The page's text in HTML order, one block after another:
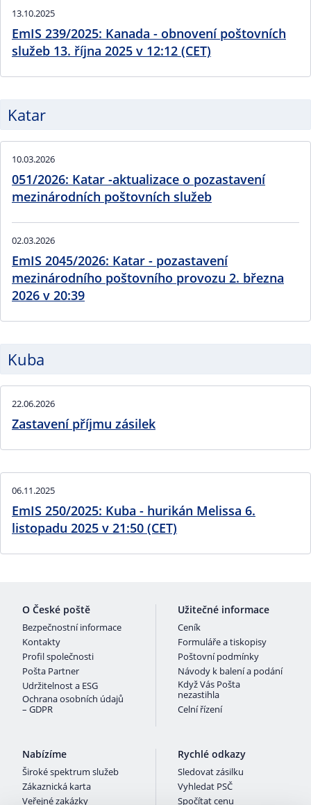
13.10.2025
EmIS 239/2025: Kanada - obnovení poštovních
služeb 13. října 2025 v 12:12 (CET)
Katar
10.03.2026
051/2026: Katar -aktualizace o pozastavení
mezinárodních poštovních služeb
02.03.2026
EmIS 2045/2026: Katar - pozastavení
mezinárodního poštovního provozu 2. března
2026 v 20:39
Kuba
22.06.2026
Zastavení příjmu zásilek
06.11.2025
EmIS 250/2025: Kuba - hurikán Melissa 6.
listopadu 2025 v 21:50 (CET)
O České poště
Bezpečnostní informace
Kontakty
Profil společnosti
Pošta Partner
Udržitelnost a ESG
Ochrana osobních údajů
– GDPR
Užitečné informace
Ceník
Formuláře a tiskopisy
Poštovní podmínky
Návody k balení a podání
Když Vás Pošta
nezastihla
Celní řízení
Nabízíme
Široké spektrum služeb
Zákaznická karta
Veřejné zakázky
Rychlé odkazy
Sledovat zásilku
Vyhledat PSČ
Spočítat cenu